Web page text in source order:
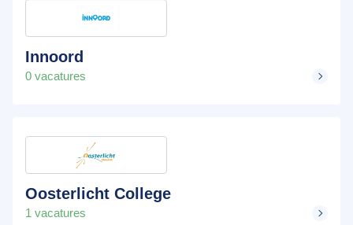
Innoord
0 vacatures
Oosterlicht College
1 vacatures